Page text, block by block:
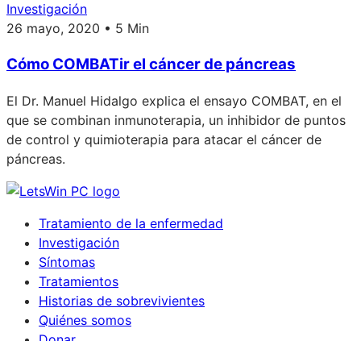
Investigación
26 mayo, 2020 • 5 Min
Cómo COMBATir el cáncer de páncreas
El Dr. Manuel Hidalgo explica el ensayo COMBAT, en el
que se combinan inmunoterapia, un inhibidor de puntos
de control y quimioterapia para atacar el cáncer de
páncreas.
Tratamiento de la enfermedad
Investigación
Síntomas
Tratamientos
Historias de sobrevivientes
Quiénes somos